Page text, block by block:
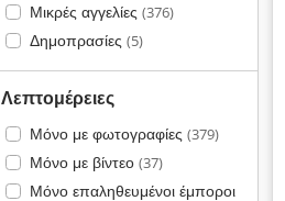
Μικρές αγγελίες (376)
Δημοπρασίες (5)
Λεπτομέρειες
Μόνο με φωτογραφίες (379)
Μόνο με βίντεο (37)
Μόνο επαληθευμένοι έμποροι